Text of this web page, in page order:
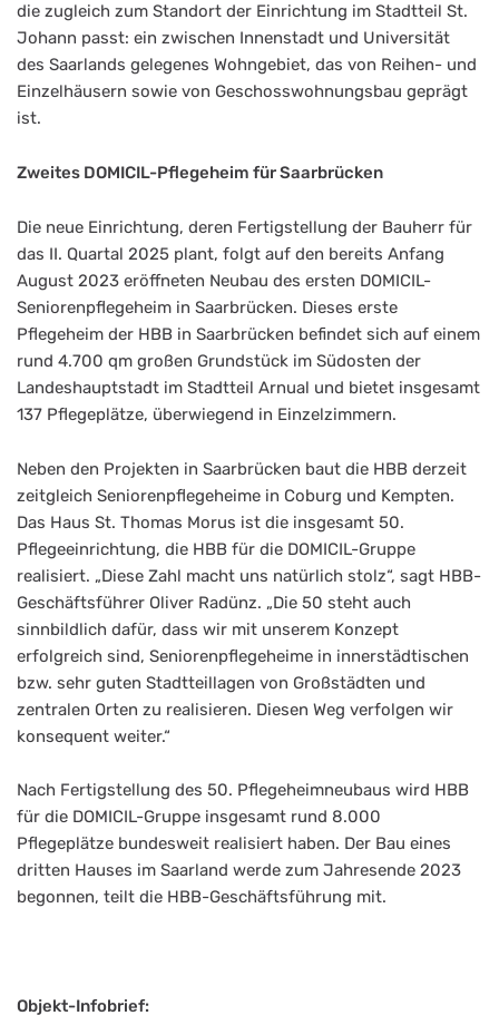
die zugleich zum Standort der Einrichtung im Stadtteil St.
Johann passt: ein zwischen Innenstadt und Universität
des Saarlands gelegenes Wohngebiet, das von Reihen- und
Einzelhäusern sowie von Geschosswohnungsbau geprägt
ist.
Zweites DOMICIL-Pflegeheim für Saarbrücken
Die neue Einrichtung, deren Fertigstellung der Bauherr für
das II. Quartal 2025 plant, folgt auf den bereits Anfang
August 2023 eröffneten Neubau des ersten DOMICIL-
Seniorenpflegeheim in Saarbrücken. Dieses erste
Pflegeheim der HBB in Saarbrücken befindet sich auf einem
rund 4.700 qm großen Grundstück im Südosten der
Landeshauptstadt im Stadtteil Arnual und bietet insgesamt
137 Pflegeplätze, überwiegend in Einzelzimmern.
Neben den Projekten in Saarbrücken baut die HBB derzeit
zeitgleich Seniorenpflegeheime in Coburg und Kempten.
Das Haus St. Thomas Morus ist die insgesamt 50.
Pflegeeinrichtung, die HBB für die DOMICIL-Gruppe
realisiert. „Diese Zahl macht uns natürlich stolz“, sagt HBB-
Geschäftsführer Oliver Radünz. „Die 50 steht auch
sinnbildlich dafür, dass wir mit unserem Konzept
erfolgreich sind, Seniorenpflegeheime in innerstädtischen
bzw. sehr guten Stadtteillagen von Großstädten und
zentralen Orten zu realisieren. Diesen Weg verfolgen wir
konsequent weiter.“
Nach Fertigstellung des 50. Pflegeheimneubaus wird HBB
für die DOMICIL-Gruppe insgesamt rund 8.000
Pflegeplätze bundesweit realisiert haben. Der Bau eines
dritten Hauses im Saarland werde zum Jahresende 2023
begonnen, teilt die HBB-Geschäftsführung mit.
Objekt-Infobrief: